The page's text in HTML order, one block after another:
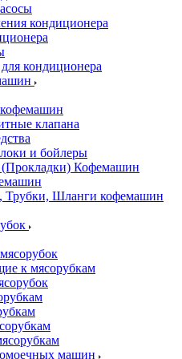
кондиционера
кондиционера
кофемашин
клапана
и бойлеры
(Прокладки) Кофемашин
Трубки, Шланги кофемашин
к мясорубкам
машин